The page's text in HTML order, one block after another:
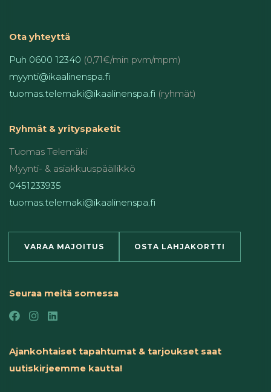
Ota yhteyttä
Puh 0600 12340 (0,71€/min pvm/mpm)
myynti@ikaalinenspa.fi
tuomas.telemaki@ikaalinenspa.fi (ryhmät)
Ryhmät & yrityspaketit
Tuomas Telemäki
Myynti- & asiakkuuspäällikkö
0451233935
tuomas.telemaki@ikaalinenspa.fi
VARAA MAJOITUS OSTA LAHJAKORTTI
Seuraa meitä somessa
Ajankohtaiset tapahtumat & tarjoukset saat
uutiskirjeemme kautta!